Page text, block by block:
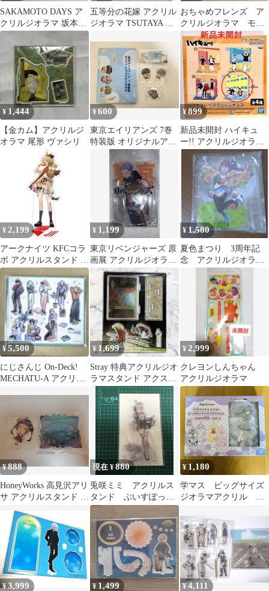
SAKAMOTO DAYS ア
クリルジオラマ 坂本太
郎 南雲与一
五等分の花嫁 アクリル
ジオラマ TSUTAYA 中
おちゃめフレンズ ア
クリルジオラマ モス
リン 居間
¥ 1,444
【金カム】アクリルジ
オラマ 尾形 ヴァシリ
¥600
東京エイリアンズ 7巻
特装版 オリジナルアク
リルジオラマ
¥899
新品未開封 ハイキュ
ー!! アクリルジオラマ
D 影山飛雄 赤葦京治
¥ 2,199
アークナイツ KFCコラ
ボ アクリルスタンド イ
フリータ
¥ 1,199
東京リベンジャーズ 原
画展 アクリルジオラマ
10巻 三ツ谷隆
¥ 1,580
夏色まつり 3周年記
念 アクリルジオラ
マ アクスタ ホロラ
¥5,500
にじさんじ On-Deck!
MECHATU-A アクリル
¥ 1,699
Stray 特典アクリルジオ
ラマスタンド アクスタ
のみ
¥2,999
クレヨンしんちゃん
アクリルジオラマ
¥888
HoneyWorks 高見沢アリ
サ アクリルスタンド 好
きすぎてやばい
現在 ¥880
兎咲ミミ アクリルス
タンド ぶいすぽっ
GiGO
¥ 1,180
学マス ビッグサイズ
ジオラマアクリル 雨
¥3,999 ¥ 1,499 ¥4,111